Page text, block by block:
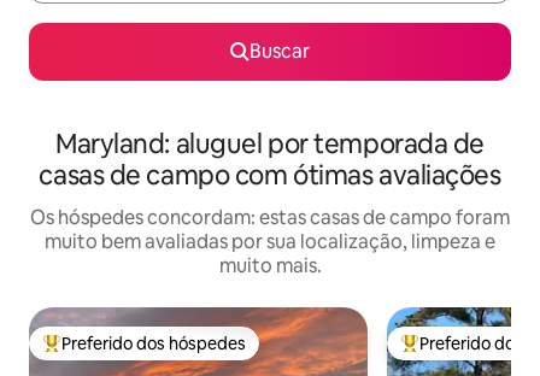
Buscar
Maryland: aluguel por temporada de
casas de campo com ótimas avaliações
Os hóspedes concordam: estas casas de campo foram
muito bem avaliadas por sua localização, limpeza e
muito mais.
Entre os melhores preferidos dos hóspedes
Preferido dos hóspedes Entre os
Preferido dos